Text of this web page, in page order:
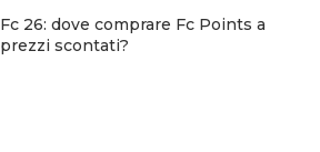
Fc 26: dove comprare Fc Points a
prezzi scontati?